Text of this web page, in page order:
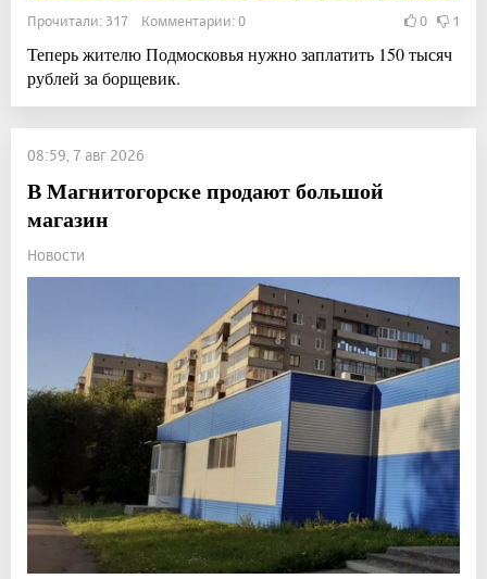
Прочитали: 317 Комментарии: 0 0 1
Теперь жителю Подмосковья нужно заплатить 150 тысяч
рублей за борщевик.
08:59, 7 авг 2026
В Магнитогорске продают большой
магазин
Новости